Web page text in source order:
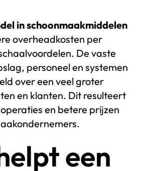
in schoonmaakmiddelen
overheadkosten per
De vaste
personeel en systemen
over een veel groter
en klanten. Dit resulteert
en betere prijzen
een